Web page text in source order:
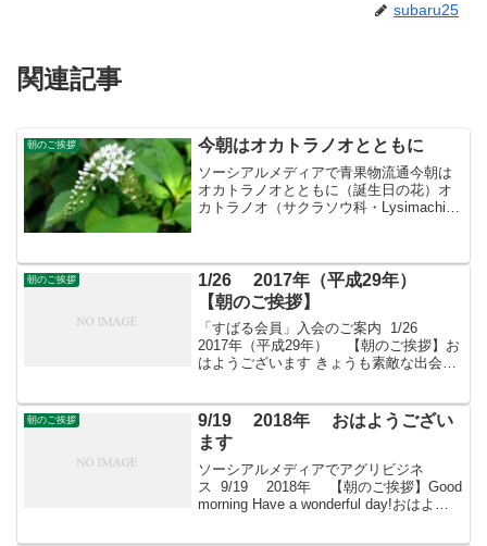
subaru25
関連記事
朝のご挨拶 今朝はオカトラノオとともに
ソーシアルメディアで青果物流通今朝は
オカトラノオとともに（誕生日の花）オ
カトラノオ（サクラソウ科・Lysimachia
朝のご挨拶
1/26 2017年（平成29年）
【朝のご挨拶】
「すばる会員」入会のご案内 1/26
2017年（平成29年） 【朝のご挨拶】お
はようございます きょうも素敵な出会い
「日本農業再生」プロをめざす皆さんの
ために...
朝のご挨拶
9/19 2018年 おはようござい
ます
ソーシアルメディアでアグリビジネ
ス 9/19 2018年 【朝のご挨拶】Good
morning Have a wonderful day!おはよう